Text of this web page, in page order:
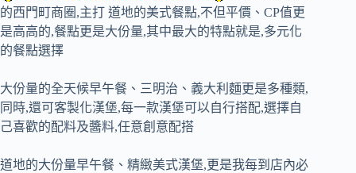
的西門町商圈,主打 道地的美式餐點,不但平價、CP值更
是高高的,餐點更是大份量,其中最大的特點就是,多元化
的餐點選擇
大份量的全天候早午餐、三明治、義大利麵更是多種類,
同時,還可客製化漢堡,每一款漢堡可以自行搭配,選擇自
己喜歡的配料及醬料,任意創意配搭
道地的大份量早午餐、精緻美式漢堡,更是我每到店內必